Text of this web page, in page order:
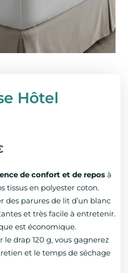
Hôtel
de
4,49 €
à
6,99 €
de confort et de repos à
tissus en polyester coton.
des parures de lit d’un blanc
et très facile à entretenir.
est économique.
drap 120 g, vous gagnerez
et le temps de séchage